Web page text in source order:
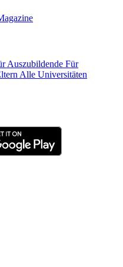
Auszubildende Für
Alle Universitäten